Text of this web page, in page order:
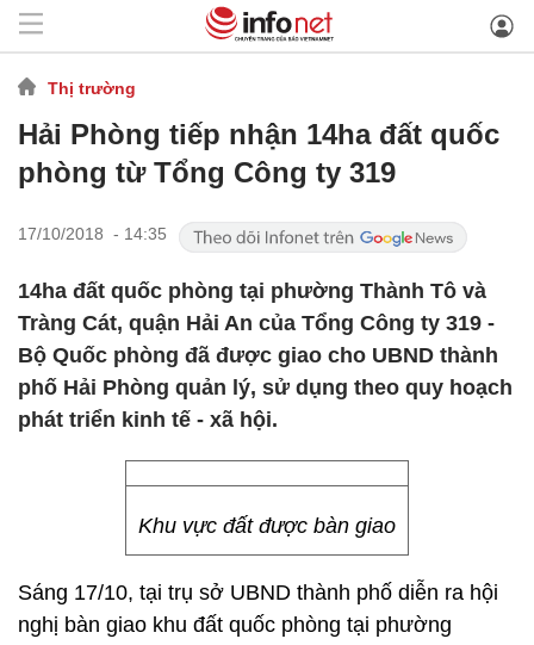
Thị trường
Hải Phòng tiếp nhận 14ha đất quốc
phòng từ Tổng Công ty 319
17/10/2018 - 14:35
14ha đất quốc phòng tại phường Thành Tô và
Tràng Cát, quận Hải An của Tổng Công ty 319 -
Bộ Quốc phòng đã được giao cho UBND thành
phố Hải Phòng quản lý, sử dụng theo quy hoạch
phát triển kinh tế - xã hội.
Khu vực đất được bàn giao
Sáng 17/10, tại trụ sở UBND thành phố diễn ra hội
nghị bàn giao khu đất quốc phòng tại phường